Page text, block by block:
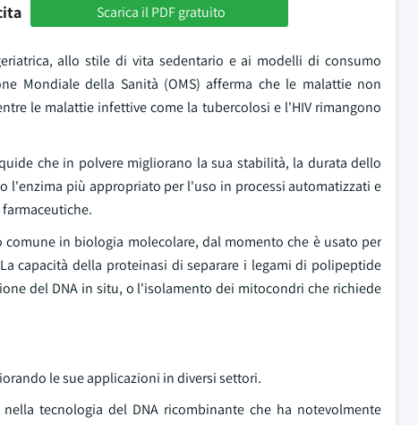
Scarica il PDF gratuito
allo stile di vita sedentario e ai modelli di consumo
Mondiale della Sanità (OMS) afferma che le malattie non
le malattie infettive come la tubercolosi e l'HIV rimangono
che in polvere migliorano la sua stabilità, la durata dello
l'enzima più appropriato per l'uso in processi automatizzati e
in biologia molecolare, dal momento che è usato per
capacità della proteinasi di separare i legami di polipeptide
del DNA in situ, o l'isolamento dei mitocondri che richiede
le sue applicazioni in diversi settori.
tecnologia del DNA ricombinante che ha notevolmente